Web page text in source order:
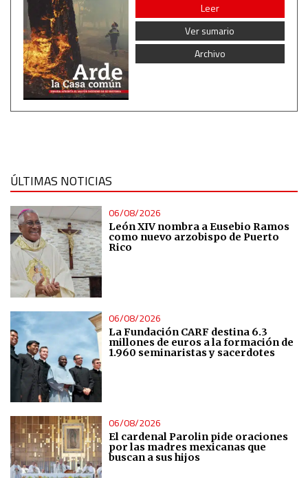
Leer
Ver sumario
Archivo
ÚLTIMAS NOTICIAS
06/08/2026
León XIV nombra a Eusebio Ramos
como nuevo arzobispo de Puerto
Rico
06/08/2026
La Fundación CARF destina 6.3
millones de euros a la formación de
1.960 seminaristas y sacerdotes
06/08/2026
El cardenal Parolin pide oraciones
por las madres mexicanas que
buscan a sus hijos